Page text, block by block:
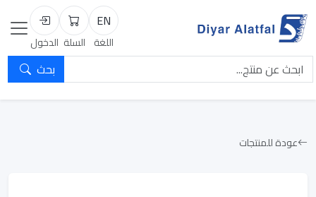
EN
اللغة
السلة
السلة
تسجيل
الدخول
بحث
عودة للمنتجات